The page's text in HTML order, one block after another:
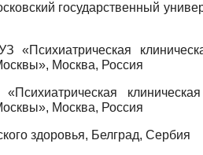
государственный
«Психиатрическая
Москва, Россия
Москва, Россия
здоровья, Белград, Сербия